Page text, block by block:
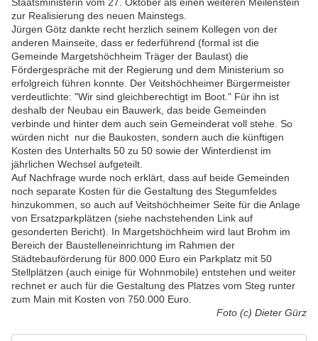
zur Realisierung des neuen Mainstegs.
Jürgen Götz dankte recht herzlich seinem Kollegen von der
anderen Mainseite, dass er federführend (formal ist die
Gemeinde Margetshöchheim Träger der Baulast) die
Fördergespräche mit der Regierung und dem Ministerium so
erfolgreich führen konnte. Der Veitshöchheimer Bürgermeister
verdeutlichte: "Wir sind gleichberechtigt im Boot." Für ihn ist
deshalb der Neubau ein Bauwerk, das beide Gemeinden
verbinde und hinter dem auch sein Gemeinderat voll stehe. So
würden nicht nur die Baukosten, sondern auch die künftigen
Kosten des Unterhalts 50 zu 50 sowie der Winterdienst im
jährlichen Wechsel aufgeteilt.
Auf Nachfrage wurde noch erklärt, dass auf beide Gemeinden
noch separate Kosten für die Gestaltung des Stegumfeldes
hinzukommen, so auch auf Veitshöchheimer Seite für die Anlage
von Ersatzparkplätzen (siehe nachstehenden Link auf
gesonderten Bericht). In Margetshöchheim wird laut Brohm im
Bereich der Baustelleneinrichtung im Rahmen der
Städtebauförderung für 800.000 Euro ein Parkplatz mit 50
Stellplätzen (auch einige für Wohnmobile) entstehen und weiter
rechnet er auch für die Gestaltung des Platzes vom Steg runter
zum Main mit Kosten von 750.000 Euro.
Foto (c) Dieter Gürz